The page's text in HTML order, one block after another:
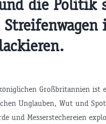
die Politik
Großbritannien ist
Unglauben, Wut und
und Messerstechereien